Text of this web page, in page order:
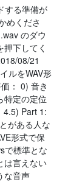
する準備が
めくださ
のダウ
下してく
08/21
ルをWAV形
： 0) 音き
特定の定位
4.5) Part 1:
がある人な
形式で保
で標準とな
は言えない
な音声